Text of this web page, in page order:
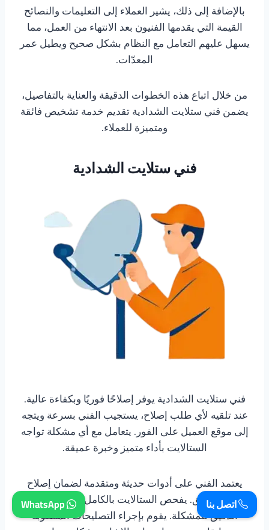
بالإضافة إلى ذلك، يشير العملاء إلى التعليمات والنصائح
القيمة التي يقدمها الفنيون بعد الانتهاء من العمل، مما
يسهل عليهم التعامل مع النظام بشكل صحيح ويطيل عمر
المعدّات.
من خلال اتباع هذه الخطوات الدقيقة والعناية بالتفاصيل،
يضمن فني ستلايت الشدادية تقديم خدمة تشخيص فائقة
ومتميزة للعملاء.
فني ستلايت الشدادية
فني ستلايت الشدادية يوفر إصلاحًا فوريًا وبكفاءة عالية.
عند تلقيه لأي طلب إصلاح، يستجيب الفني بسرعة ويتجه
إلى موقع العميل على الفور. يتعامل مع أي مشكلة تواجه
الستالايت بأداء متميز وخبرة عميقة.
يعتمد الفني على أدوات حديثة ومتقدمة لضمان إصلاح
سريع ودقيق. يفحص الستالايت بالكامل ويحدد السبب
الدقيق للمشكلة. يقوم بإجراء التصليحات المطلوبة
اتصل بنا